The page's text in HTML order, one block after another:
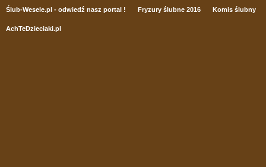
Ślub-Wesele.pl - odwiedź nasz portal ! Fryzury ślubne 2016 Komis ślubny
AchTeDzieciaki.pl